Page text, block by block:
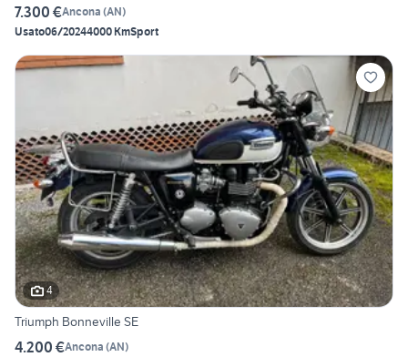
7.300 €Ancona (AN)
Usato06/20244000 KmSport
4
Triumph Bonneville SE
4.200 €Ancona (AN)